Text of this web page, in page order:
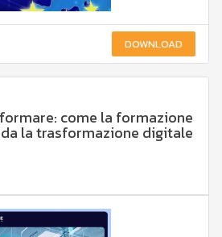
DOWNLOAD
come la formazione
la trasformazione digitale